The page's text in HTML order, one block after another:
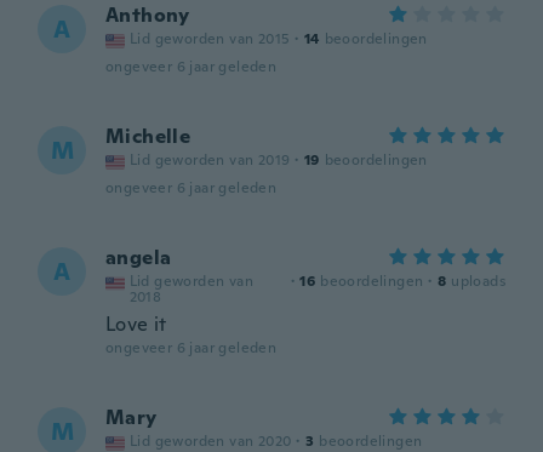
A Anthony
Lid geworden van 2015 · 14 beoordelingen
ongeveer 6 jaar geleden
M Michelle
Lid geworden van 2019 · 19 beoordelingen
ongeveer 6 jaar geleden
A angela
Lid geworden van
2018
· 16 beoordelingen · 8 uploads
Love it
ongeveer 6 jaar geleden
M Mary
Lid geworden van 2020 · 3 beoordelingen